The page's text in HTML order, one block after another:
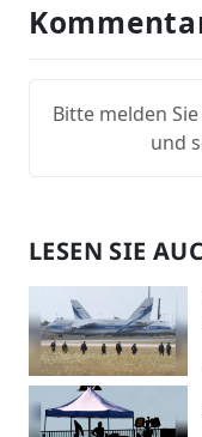
Bitte melden
und
LESEN SIE